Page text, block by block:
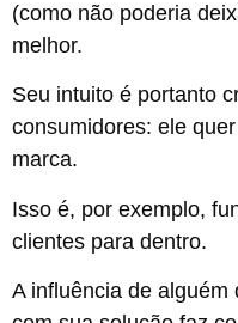
(como não poderia
melhor.
Seu intuito é portanto
consumidores: ele
marca.
Isso é, por exemplo,
clientes para dentro.
A influência de